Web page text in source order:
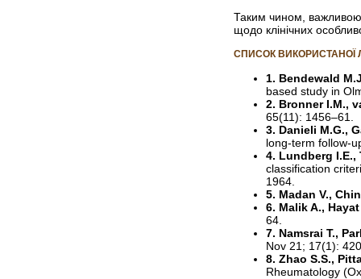
Таким чином, важливою
щодо клінічних
СПИСОК ВИКОРИСТАНОЇ
1. Bendewald
based study in
2. Bronner I.M.,
65(11): 1456–61.
3. Danieli M.G.,
long-term follow-
4. Lundberg
classification
1964.
5. Madan V.,
6. Malik A.,
64.
7. Namsrai T.,
Nov 21; 17(1):
8. Zhao S.S.,
Rheumatology